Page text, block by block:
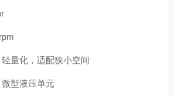
量化，适配狭小空间
型液压单元